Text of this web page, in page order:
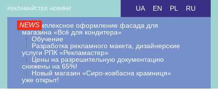
Skip
content
РЕКЛАМАЙСТЕР, НОВИНИ
NEWSКомплексное оформление фасада для
магазина «Всё для кондитера»
Обучение
Разработка рекламного макета, дизайнерские
услуги РПК «Рекламастер»
Цены на разрешительную документацию
снижены на 65%!
Новый магазин «Сиро-ковбасна крамниця»
уже открыт!
UA EN PL RU